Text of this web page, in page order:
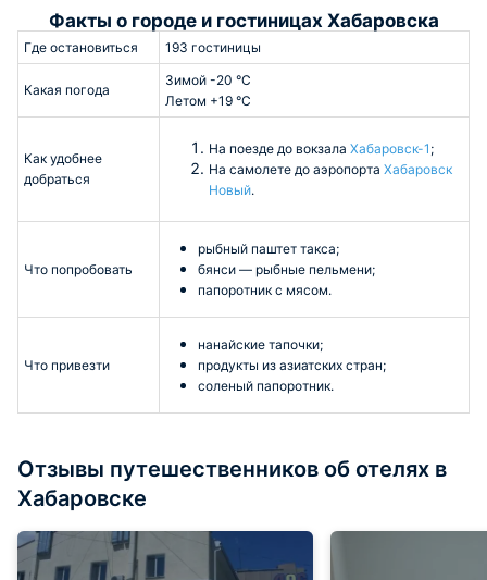
Факты о городе и гостиницах Хабаровска
Где остановиться 193 гостиницы
Какая погода
Зимой -20 °C
Летом +19 °C
Как удобнее
добраться
На поезде до вокзала Хабаровск-1 ;
На самолете до аэропорта Хабаровск
Новый.
Что попробовать
рыбный паштет такса;
бянси — рыбные пельмени;
папоротник с мясом.
Что привезти
нанайские тапочки;
продукты из азиатских стран;
соленый папоротник.
Отзывы путешественников об отелях в
Хабаровске